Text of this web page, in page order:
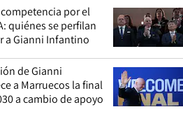
por el
quiénes se perfilan
a Gianni Infantino
de Gianni
a Marruecos la final
a cambio de apoyo